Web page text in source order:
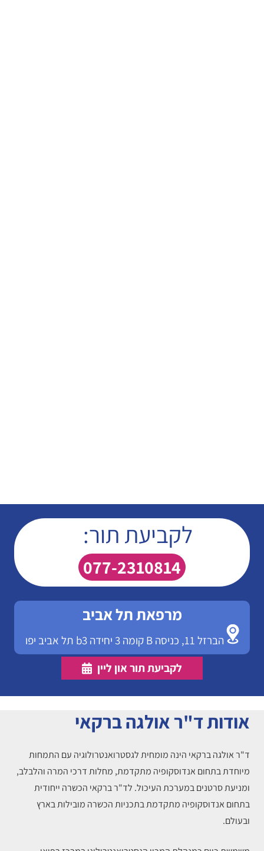
לקביעת תור:
077-2310814
מרפאת תל אביב
הברזל 11, כניסה B קומה 3 יחידה b3 תל אביב יפו
לקביעת תור און ליין
אודות ד"ר אולגה ברקאי
ד"ר אולגה ברקאי הינה מומחית לגסטרואנטרולוגיה עם התמחות
מיוחדת בתחום אנדוסקופיה מתקדמת, מחלות דרכי המרה והלבלב,
ומניעת סרטנים במערכת העיכול. לד"ר ברקאי הכשרה ייחודית
בתחום אנדוסקופיה מתקדמת בתכניות הכשרה מובילות בארץ
ובעולם.